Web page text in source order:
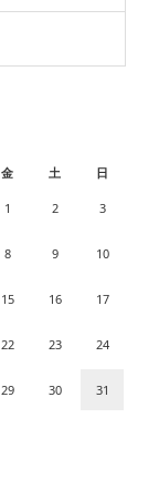
金 土 日
1 2 3
8 9 10
15 16 17
22 23 24
29 30 31